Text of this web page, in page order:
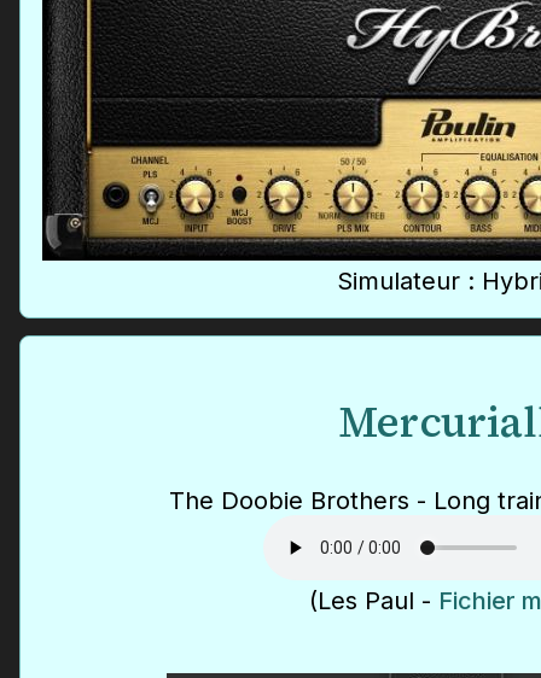
Simulateur :
The Doobie Brothers - Long
(Les Paul - Fichier